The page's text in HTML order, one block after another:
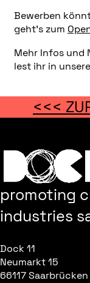
Bewerben
geht’s zum
Mehr Infos und
lest ihr in
<<<
promoting
industries
Dock 11
Neumarkt 15
66117 Saarbrücken